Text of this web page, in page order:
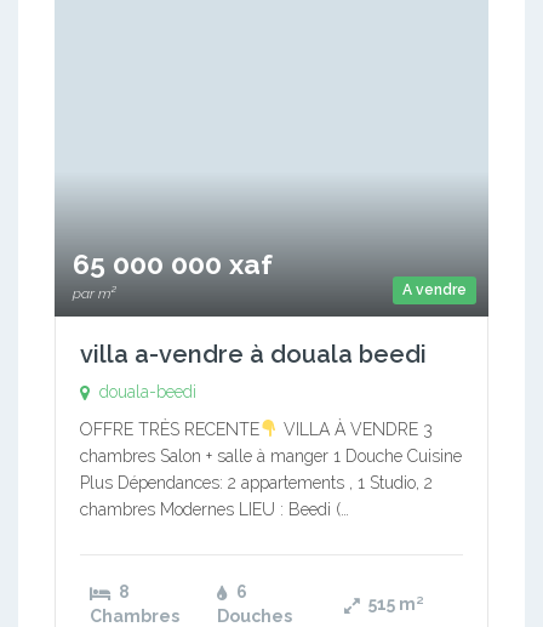
A vendre
65 000 000 xaf
par m²
villa a-vendre à douala beedi
douala-beedi
OFFRE TRÈS RECENTE
VILLA À VENDRE 3
chambres Salon + salle à manger 1 Douche Cuisine
Plus Dépendances: 2 appartements , 1 Studio, 2
chambres Modernes LIEU : Beedi (…
8
Chambres
6
Douches
515 m²